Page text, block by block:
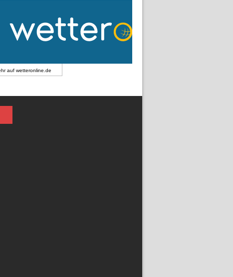
auf wetteronline.de